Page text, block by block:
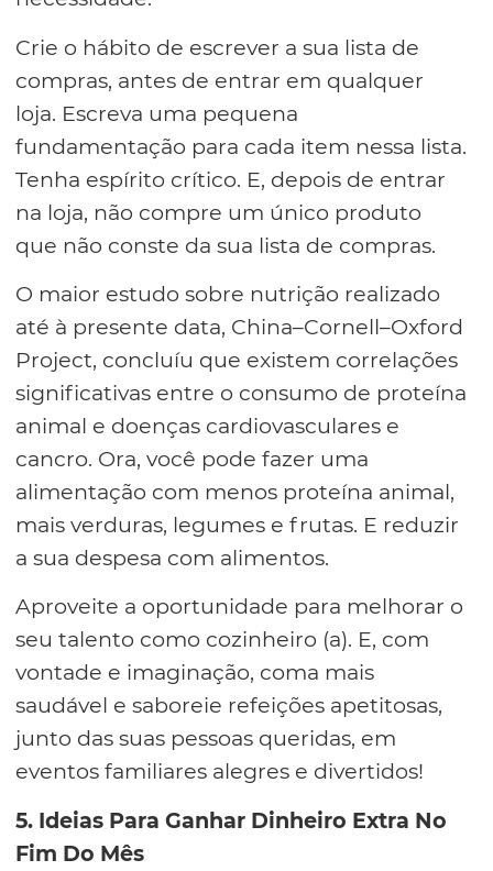
Crie o hábito de escrever a sua lista de
compras, antes de entrar em qualquer
loja. Escreva uma pequena
fundamentação para cada item nessa lista.
Tenha espírito crítico. E, depois de entrar
na loja, não compre um único produto
que não conste da sua lista de compras.
O maior estudo sobre nutrição realizado
até à presente data, China–Cornell–Oxford
Project, concluíu que existem correlações
significativas entre o consumo de proteína
animal e doenças cardiovasculares e
cancro. Ora, você pode fazer uma
alimentação com menos proteína animal,
mais verduras, legumes e frutas. E reduzir
a sua despesa com alimentos.
Aproveite a oportunidade para melhorar o
seu talento como cozinheiro (a). E, com
vontade e imaginação, coma mais
saudável e saboreie refeições apetitosas,
junto das suas pessoas queridas, em
eventos familiares alegres e divertidos!
5. Ideias Para Ganhar Dinheiro Extra No
Fim Do Mês